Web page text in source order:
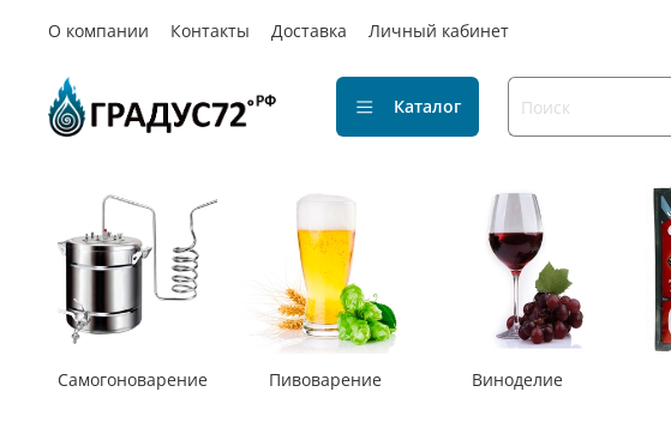
О компании Контакты Доставка Личный кабинет
Каталог
Самогоноварение Пивоварение Виноделие